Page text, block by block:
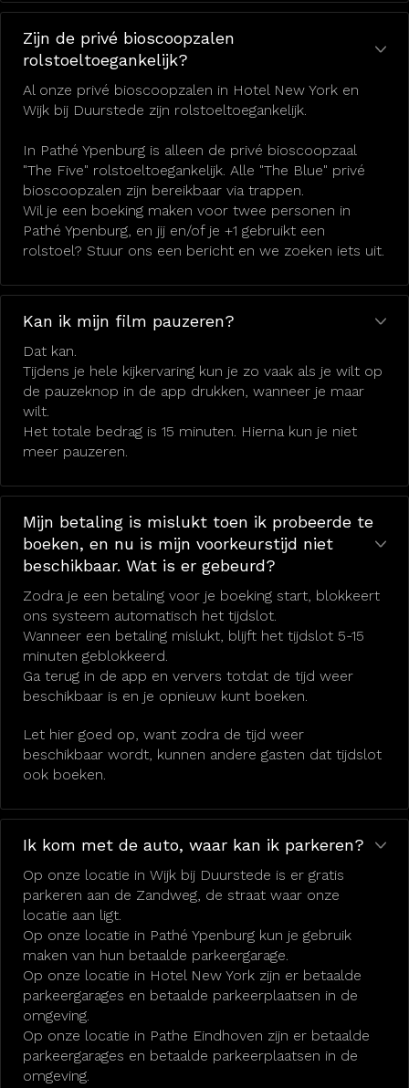
Zijn de privé bioscoopzalen
rolstoeltoegankelijk?
Al onze privé bioscoopzalen in Hotel New York en
Wijk bij Duurstede zijn rolstoeltoegankelijk.
In Pathé Ypenburg is alleen de privé bioscoopzaal
"The Five" rolstoeltoegankelijk. Alle "The Blue" privé
bioscoopzalen zijn bereikbaar via trappen.
Wil je een boeking maken voor twee personen in
Pathé Ypenburg, en jij en/of je +1 gebruikt een
rolstoel? Stuur ons een bericht en we zoeken iets uit.
Kan ik mijn film pauzeren?
Dat kan.
Tijdens je hele kijkervaring kun je zo vaak als je wilt op
de pauzeknop in de app drukken, wanneer je maar
wilt.
Het totale bedrag is 15 minuten. Hierna kun je niet
meer pauzeren.
Mijn betaling is mislukt toen ik probeerde te
boeken, en nu is mijn voorkeurstijd niet
beschikbaar. Wat is er gebeurd?
Zodra je een betaling voor je boeking start, blokkeert
ons systeem automatisch het tijdslot.
Wanneer een betaling mislukt, blijft het tijdslot 5-15
minuten geblokkeerd.
Ga terug in de app en ververs totdat de tijd weer
beschikbaar is en je opnieuw kunt boeken.
Let hier goed op, want zodra de tijd weer
beschikbaar wordt, kunnen andere gasten dat tijdslot
ook boeken.
Ik kom met de auto, waar kan ik parkeren?
Op onze locatie in Wijk bij Duurstede is er gratis
parkeren aan de Zandweg, de straat waar onze
locatie aan ligt.
Op onze locatie in Pathé Ypenburg kun je gebruik
maken van hun betaalde parkeergarage.
Op onze locatie in Hotel New York zijn er betaalde
parkeergarages en betaalde parkeerplaatsen in de
omgeving.
Op onze locatie in Pathe Eindhoven zijn er betaalde
parkeergarages en betaalde parkeerplaatsen in de
omgeving.